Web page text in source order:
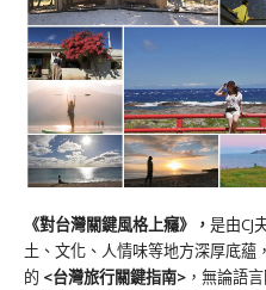
《對台灣關鍵風格上癮》 ， 是由CJ
土、文化、人情味等地方深厚底蘊
的 <台灣旅行關鍵指南> ，無論語